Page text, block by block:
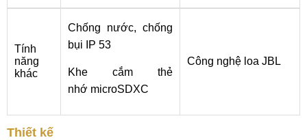
Tính
năng
khác
Chống nước, chống
bụi IP 53
Khe cắm thẻ
nhớ microSDXC
Công nghệ loa JBL
Thiết kế